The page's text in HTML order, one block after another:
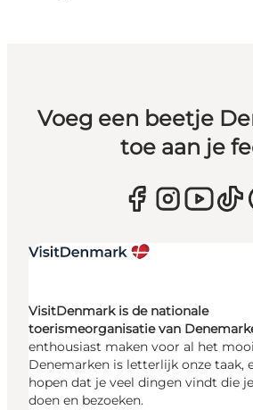
Voeg een beetje
toe aan je
VisitDenmark is de nationale
toerismeorganisatie van
enthousiast maken voor al het
Denemarken is letterlijk onze taak,
hopen dat je veel dingen vindt die
doen en bezoeken.